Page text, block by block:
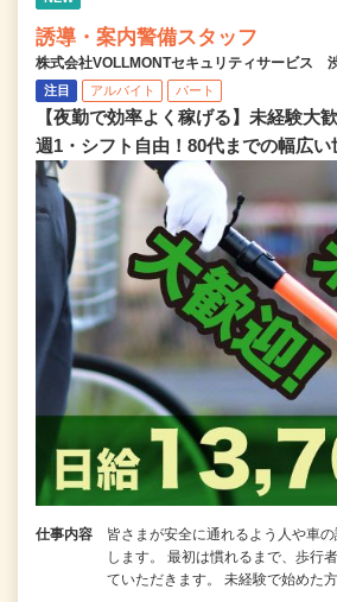
誘導・案内警備スタッフ
株式会社VOLLMONTセキュリティサービス
注目 アルバイト パート
【夜勤で効率よく稼げる】未経験大
週1・シフト自由！80代までの幅広い
仕事内容
皆さまが安全に通れるよう人や車
します。 最初は慣れるまで、歩行
ていただきます。 未経験で始めた